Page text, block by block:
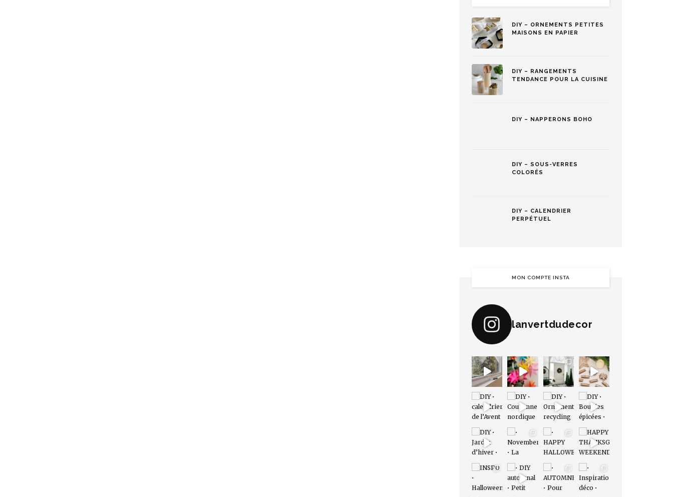
DIY – ORNEMENTS PETITES
MAISONS EN PAPIER
DIY – RANGEMENTS
TENDANCE POUR LA CUISINE
DIY – NAPPERONS BOHO
DIY – SOUS-VERRES
COLORÉS
DIY – CALENDRIER
PERPÉTUEL
MON COMPTE INSTA
lanvertdudecor